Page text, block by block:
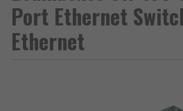
Port Ethernet
Ethernet